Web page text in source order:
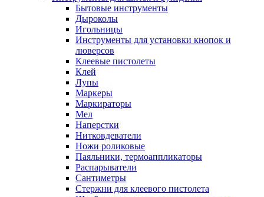
Бытовые инструменты
Дыроколы
Игольницы
Инструменты для установки кнопок и
люверсов
Клеевые пистолеты
Клей
Лупы
Маркеры
Маркираторы
Мел
Наперстки
Нитковдеватели
Ножи роликовые
Паяльники, термоаппликаторы
Распарыватели
Сантиметры
Стержни для клеевого пистолета